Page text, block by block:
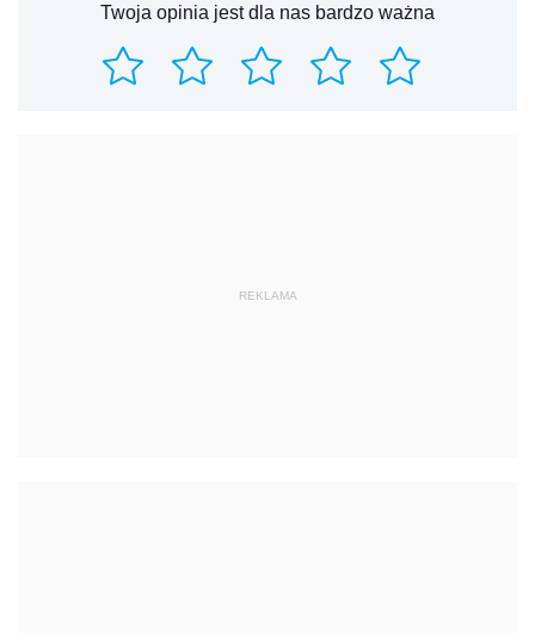
Twoja opinia jest dla nas bardzo ważna
REKLAMA